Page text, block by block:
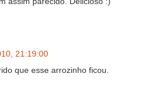
21:19:00
que esse arrozinho ficou.